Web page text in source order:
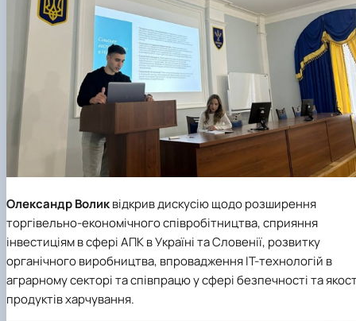
Олександр Воликвідкрив дискусію щодо розширення
торгівельно-економічного співробітництва, сприяння
інвестиціям в сфері АПК в Україні та Словенії, розвитку
органічного виробництва, впровадження IT-технологій в
аграрному секторі та співпрацю у сфері безпечності та
продуктів харчування.